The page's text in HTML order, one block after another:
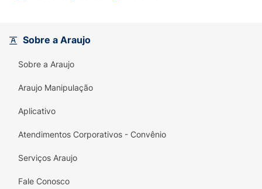
Sobre a Araujo
Sobre a Araujo
Araujo Manipulação
Aplicativo
Atendimentos Corporativos - Convênio
Serviços Araujo
Fale Conosco